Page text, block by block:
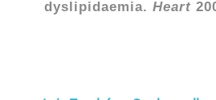
dyslipidaemia. Heart